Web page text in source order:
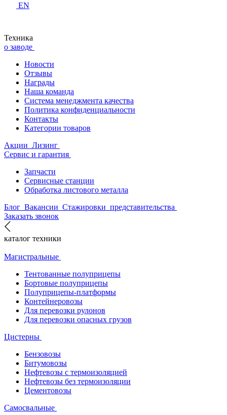
EN
Техника
о заводе
Новости
Отзывы
Награды
Наша команда
Система менеджмента качества
Политика конфиденциальности
Контакты
Категории товаров
Акции Лизинг
Сервис и гарантия
Запчасти
Сервисные станции
Обработка листового металла
Блог Вакансии Стажировки представительства
Заказать звонок
каталог техники
Магистральные
Тентованные полуприцепы
Бортовые полуприцепы
Полуприцепы-платформы
Контейнеровозы
Для перевозки рулонов
Для перевозки опасных грузов
Цистерны
Бензовозы
Битумовозы
Нефтевозы с термоизоляцией
Нефтевозы без термоизоляции
Цементовозы
Самосвальные